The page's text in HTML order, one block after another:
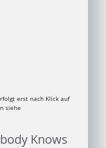
erst nach Klick auf
siehe
Knows